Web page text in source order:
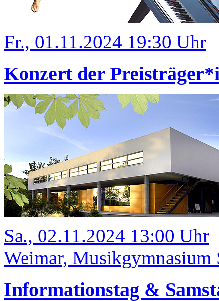
Fr., 01.11.2024 19:30 Uhr
Konzert der
Sa., 02.11.2024 13:00 Uhr
Weimar, Musikgymnasium
Informationstag &